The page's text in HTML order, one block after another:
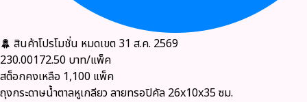
สินค้าโปรโมชั่น หมดเขต 31 ส.ค. 2569
230.00172.50 บาท/แพ็ค
สต็อกคงเหลือ 1,100 แพ็ค
ถุงกระดาษน้ำตาลหูเกลียว ลายทรอปิคัล 26x10x35 ซม.